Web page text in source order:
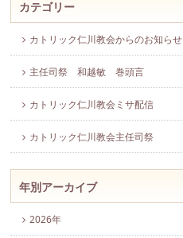
カテゴリー
カトリック仁川教会からのお知らせ
主任司祭 和越敏 巻頭言
カトリック仁川教会ミサ配信
カトリック仁川教会主任司祭
年別アーカイブ
2026年